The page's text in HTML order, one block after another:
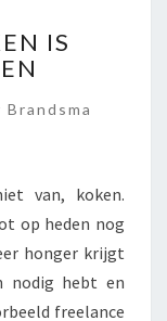
IS
van, koken.
op heden nog
honger krijgt
nodig hebt en
freelance